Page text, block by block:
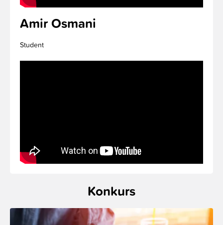
Amir Osmani
Student
Konkurs